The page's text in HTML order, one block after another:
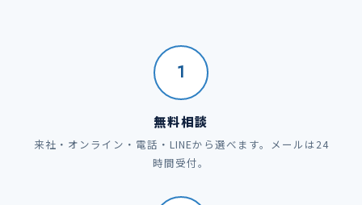
1
無料相談
来社・オンライン・電話・LINEから選べます。メールは24
時間受付。